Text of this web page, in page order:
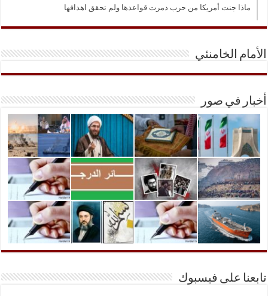
ماذا جنت أمريكا من حرب دمرت قواعدها ولم تحقق اهدافها
الأمام الخامنئي
أخبار في صور
تابعنا على فيسبوك